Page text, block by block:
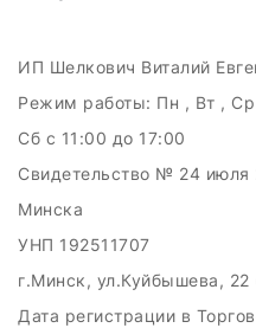
ИП Шелкович Виталий
Режим работы: Пн , Вт ,
Сб c 11:00 до 17:00
Свидетельство № 24 июля
Минска
УНП 192511707
г.Минск, ул.Куйбышева, 22
Дата регистрации в